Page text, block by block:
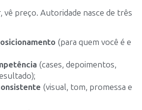
vê preço. Autoridade nasce de três
(para quem você é e
(cases, depoimentos,
(visual, tom, promessa e